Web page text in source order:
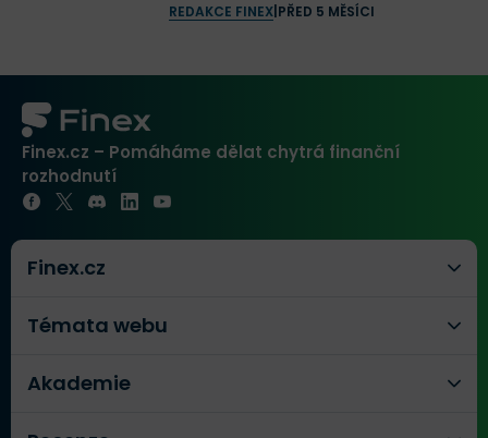
REDAKCE FINEX| PŘED 5 MĚSÍCI
Finex.cz – Pomáháme dělat chytrá finanční
rozhodnutí
Finex.cz
Témata webu
Akademie